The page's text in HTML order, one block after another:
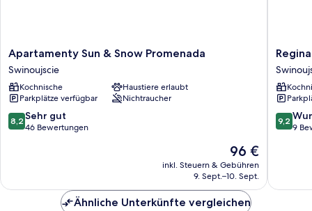
Apartamenty
Sun
&
Snow
Promenada
Swinoujscie
Apartamenty Sun & Snow Promenada
Swinoujscie
Kochnische
Haustiere erlaubt
Parkplätze verfügbar
Nichtraucher
8.2
von
Bewertungen
8,2 Sehr gut
46 Bewertungen
Der
Preis
beträgt
96 €
inkl. Steuern & Gebühren
9. Sept.–10. Sept.
Regina
Maris
by
Baltic
Home
9.2
von
9,2
9
Ähnliche Unterkünfte vergleichen